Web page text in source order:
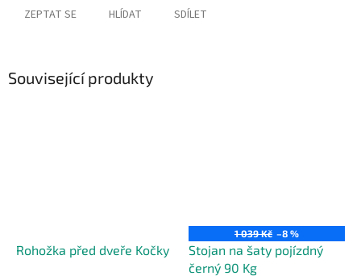
ZEPTAT SE HLÍDAT SDÍLET
Související produkty
Rohožka před dveře Kočky
1 039 Kč –8 %
Stojan na šaty pojízdný
černý 90 Kg